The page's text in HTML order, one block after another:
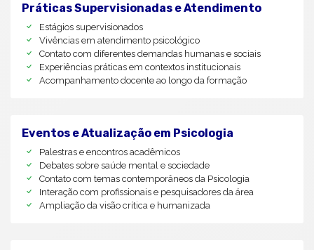
Práticas Supervisionadas e Atendimento
Estágios supervisionados
Vivências em atendimento psicológico
Contato com diferentes demandas humanas e sociais
Experiências práticas em contextos institucionais
Acompanhamento docente ao longo da formação
Eventos e Atualização em Psicologia
Palestras e encontros acadêmicos
Debates sobre saúde mental e sociedade
Contato com temas contemporâneos da Psicologia
Interação com profissionais e pesquisadores da área
Ampliação da visão crítica e humanizada